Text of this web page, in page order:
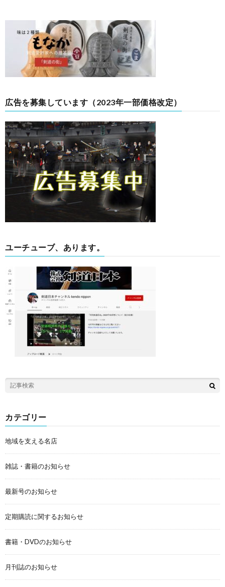
広告を募集しています（2023年一部価格改定）
ユーチューブ、あります。
カテゴリー
地域を支える名店
雑誌・書籍のお知らせ
最新号のお知らせ
定期購読に関するお知らせ
書籍・DVDのお知らせ
月刊誌のお知らせ